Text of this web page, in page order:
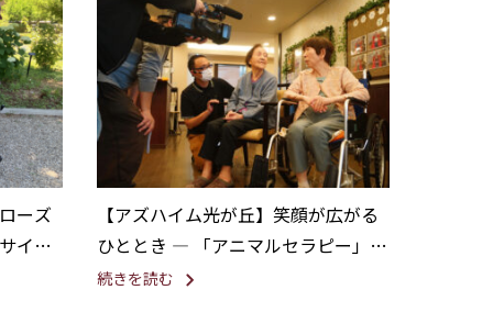
ーズ
イを
【アズハイム光が丘】笑顔が広がる
ひととき ― 「アニマルセラピー」に
NHK取材が入りました。
続きを読む